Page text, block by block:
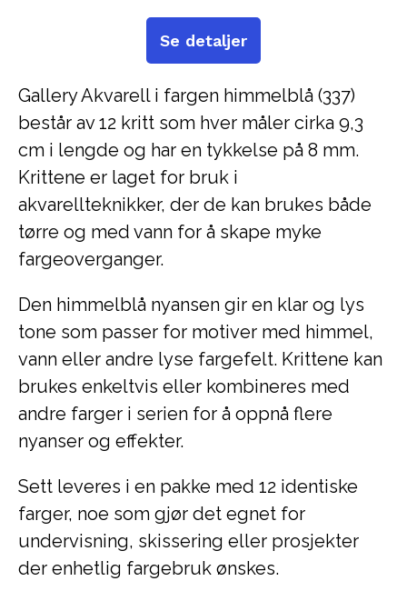
Gallery Akvarell i fargen himmelblå (337)
består av 12 kritt som hver måler cirka 9,3
cm i lengde og har en tykkelse på 8 mm.
Krittene er laget for bruk i
akvarellteknikker, der de kan brukes både
tørre og med vann for å skape myke
fargeoverganger.
Den himmelblå nyansen gir en klar og lys
tone som passer for motiver med himmel,
vann eller andre lyse fargefelt. Krittene kan
brukes enkeltvis eller kombineres med
andre farger i serien for å oppnå flere
nyanser og effekter.
Sett leveres i en pakke med 12 identiske
farger, noe som gjør det egnet for
undervisning, skissering eller prosjekter
der enhetlig fargebruk ønskes.
Se detaljer